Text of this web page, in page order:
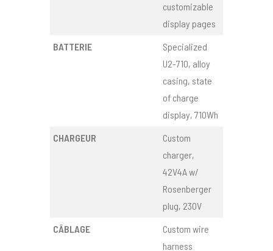
customizable
display pages
BATTERIE
Specialized
U2-710, alloy
casing, state
of charge
display, 710Wh
CHARGEUR
Custom
charger,
42V4A w/
Rosenberger
plug, 230V
CÂBLAGE
Custom wire
harness